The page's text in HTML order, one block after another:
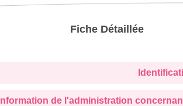
Fiche Détaillée
Information de l'administration